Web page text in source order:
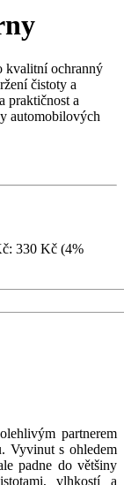
kvalitní ochranný
čistoty a
praktičnost a
automobilových
330 Kč (4%
partnerem
Vyvinut s ohledem
padne do většiny
vlhkostí a